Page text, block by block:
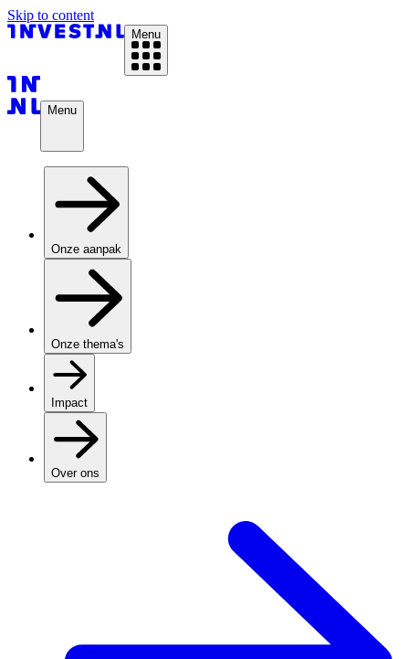
Skip to content
Menu
Menu
Onze aanpak
Onze thema's
Impact
Over ons